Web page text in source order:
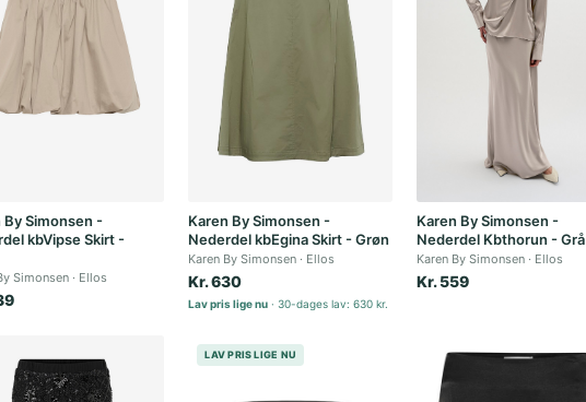
By Simonsen -
kbVipse Skirt -
Simonsen Ellos
Karen By Simonsen -
Nederdel kbEgina Skirt - Grøn
Karen By Simonsen Ellos
Kr. 630
Lav pris lige nu 30-dages lav: 630 kr.
Karen By Simonsen -
Nederdel Kbthorun - Grå
Karen By Simonsen Ellos
Kr. 559
LAV PRIS LIGE NU